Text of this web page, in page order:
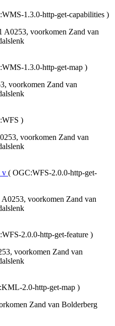
1.3.0-http-get-capabilities )
voorkomen Zand van
1.3.0-http-get-map )
voorkomen Zand van
)
voorkomen Zand van
( OGC:WFS-2.0.0-http-get-
voorkomen Zand van
2.0.0-http-get-feature )
voorkomen Zand van
2.0-http-get-map )
Zand van Bolderberg